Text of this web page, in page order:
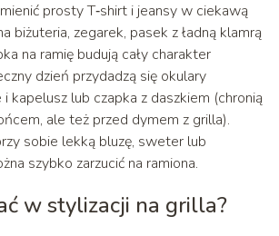
prosty T‑shirt i jeansy w ciekawą
biżuteria, zegarek, pasek z ładną klamrą
na ramię budują cały charakter
dzień przydadzą się okulary
kapelusz lub czapka z daszkiem (chronią
ale też przed dymem z grilla).
sobie lekką bluzę, sweter lub
szybko zarzucić na ramiona.
w stylizacji na grilla?